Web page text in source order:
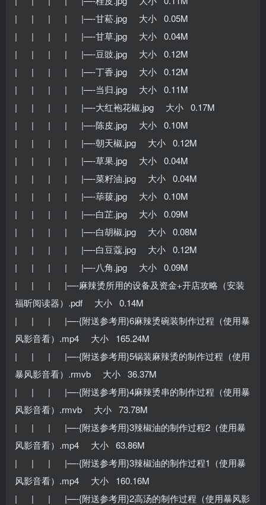
| | | | |—-甘菘.jpg 大小 0.05M
| | | | |—-甘草.jpg 大小 0.04M
| | | | |—-豆豉.jpg 大小 0.12M
| | | | |—-丁香.jpg 大小 0.12M
| | | | |—-当归.jpg 大小 0.11M
| | | | |—-大红袍花椒.jpg 大小 0.17M
| | | | |—-陈皮.jpg 大小 0.10M
| | | | |—-朝天椒.jpg 大小 0.12M
| | | | |—-草果.jpg 大小 0.04M
| | | | |—-菜籽油.jpg 大小 0.04M
| | | | |—-荜菝.jpg 大小 0.10M
| | | | |—-白芷.jpg 大小 0.09M
| | | | |—-白胡椒.jpg 大小 0.08M
| | | | |—-白豆蔻.jpg 大小 0.12M
| | | | |—-八角.jpg 大小 0.09M
| | | |—-麻辣烫所用的设备及资金+开店攻略（安装
福昕阅读器）.pdf 大小 0.14M
| | | |—-{附送参考用}6麻辣烫碗装制作过程（使用暴
风影音看）.mp4 大小 165.24M
| | | |—-{附送参考用}5锅装麻辣烫的制作过程（使用
暴风影音看）.rmvb 大小 36.37M
| | | |—-{附送参考用}4麻辣烫串的制作过程（使用暴
风影音看）.rmvb 大小 73.78M
| | | |—-{附送参考用}3辣椒油的制作过程2（使用暴
风影音看）.mp4 大小 63.86M
| | | |—-{附送参考用}3辣椒油的制作过程1（使用暴
风影音看）.mp4 大小 160.16M
| | | |—-{附送参考用}2高汤的制作过程（使用暴风影